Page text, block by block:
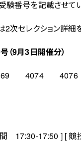
番号を記載させて
次セレクション詳細
9月3日開催分）
4074
間 17:30-17:50 ]